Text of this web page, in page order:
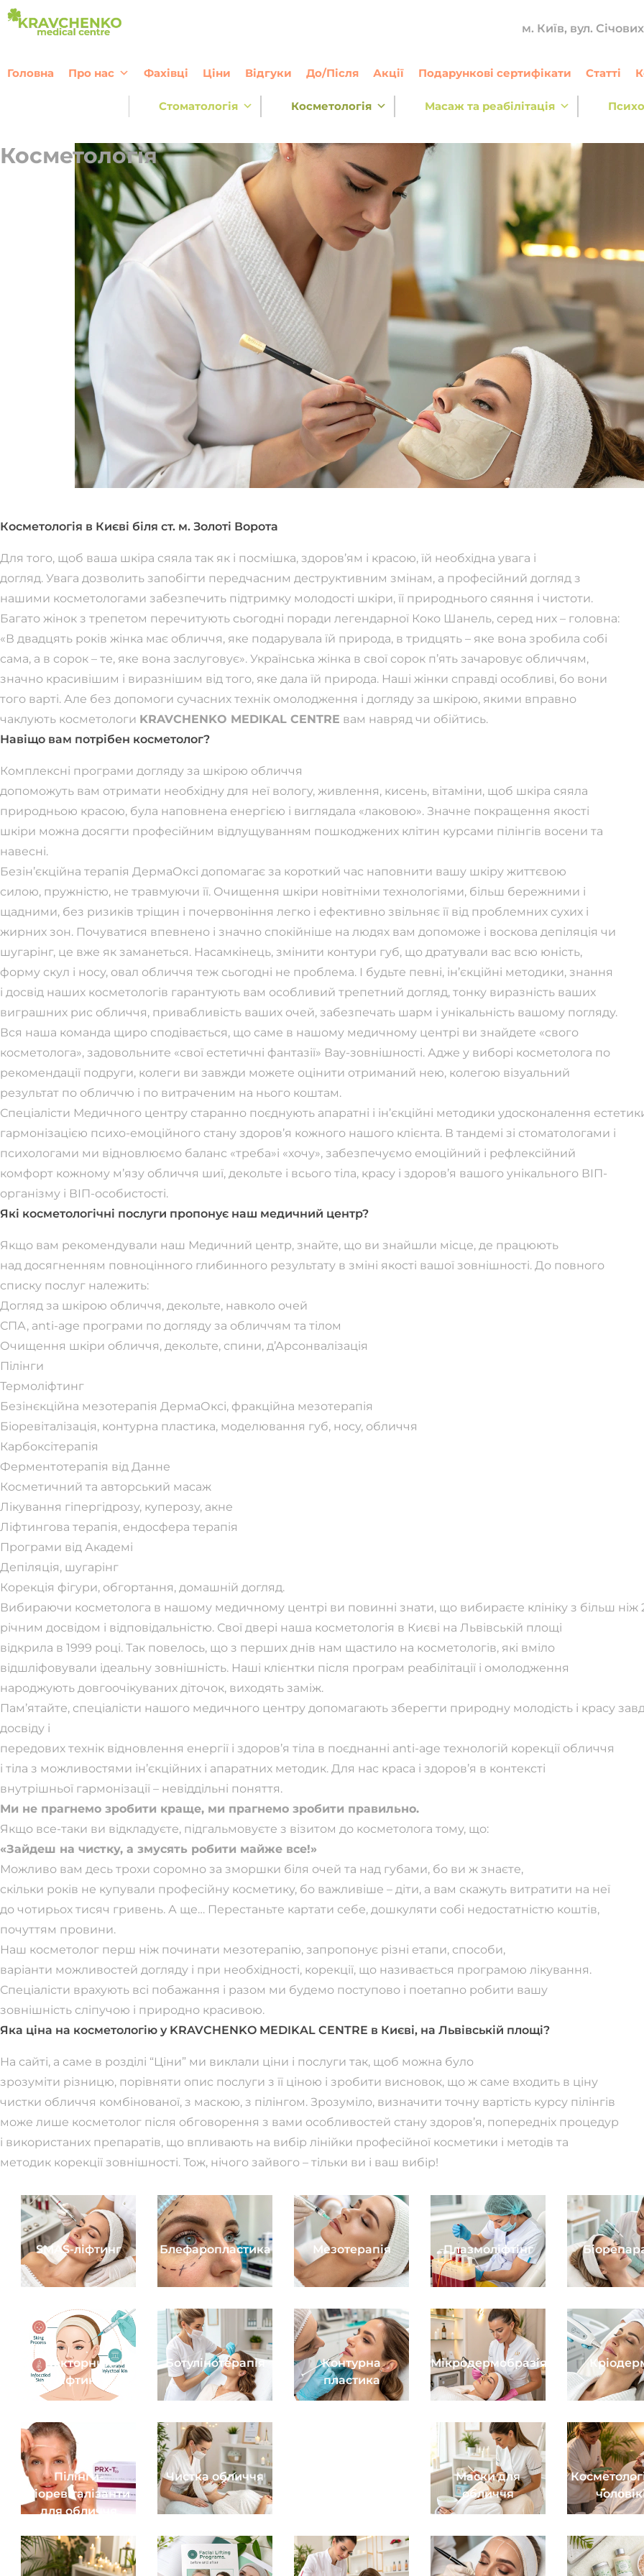
Перейти до вмісту
м. Київ, вул.
Головна Про нас Фахівці Ціни Відгуки До/Після Акції Подарункові сертифікати Статті
Стоматологія Косметологія Масаж та реабілітація
Косметологія
Косметологія в Києві біля ст. м. Золоті Ворота
Для того, щоб ваша шкіра сяяла так як і посмішка, здоров’ям і красою, їй необхідна увага і
догляд. Увага дозволить запобігти передчасним деструктивним змінам, а професійний догляд з
нашими косметологами забезпечить підтримку молодості шкіри, її природнього сяяння і чистоти.
Багато жінок з трепетом перечитують сьогодні поради легендарної Коко Шанель, серед них – головна:
«В двадцять років жінка має обличчя, яке подарувала їй природа, в тридцять – яке вона зробила собі
сама, а в сорок – те, яке вона заслуговує». Українська жінка в свої сорок п’ять зачаровує обличчям,
значно красивішим і виразнішим від того, яке дала їй природа. Наші жінки справді особливі, бо вони
того варті. Але без допомоги сучасних технік омолодження і догляду за шкірою, якими вправно
чаклують косметологи KRAVCHENKO MEDIKAL CENTRE вам навряд чи обійтись.
Навіщо вам потрібен косметолог?
Комплексні програми догляду за шкірою обличчя
допоможуть вам отримати необхідну для неї вологу, живлення, кисень, вітаміни, щоб шкіра сяяла
природньою красою, була наповнена енергією і виглядала «лаковою». Значне покращення якості
шкіри можна досягти професійним відлущуванням пошкоджених клітин курсами пілінгів восени та
навесні.
Безін’єкційна терапія ДермаОксі допомагає за короткий час наповнити вашу шкіру життєвою
силою, пружністю, не травмуючи її. Очищення шкіри новітніми технологіями, більш бережними і
щадними, без ризиків тріщин і почервоніння легко і ефективно звільняє її від проблемних сухих і
жирних зон. Почуватися впевнено і значно спокійніше на людях вам допоможе і воскова депіляція чи
шугарінг, це вже як заманеться. Насамкінець, змінити контури губ, що дратували вас всю юність,
форму скул і носу, овал обличчя теж сьогодні не проблема. І будьте певні, ін’єкційні методики, знання
і досвід наших косметологів гарантують вам особливий трепетний догляд, тонку виразність ваших
виграшних рис обличчя, привабливість ваших очей, забезпечать шарм і унікальність вашому погляду.
Вся наша команда щиро сподівається, що саме в нашому медичному центрі ви знайдете «свого
косметолога», задовольните «свої естетичні фантазії» Вау-зовнішності. Адже у виборі косметолога по
рекомендації подруги, колеги ви завжди можете оцінити отриманий нею, колегою візуальний
результат по обличчю і по витраченим на нього коштам.
Спеціалісти Медичного центру старанно поєднують апаратні і ін’єкційні методики удосконалення
гармонізацією психо-емоційного стану здоров’я кожного нашого клієнта. В тандемі зі стоматологами і
психологами ми відновлюємо баланс «треба»і «хочу», забезпечуємо емоційний і рефлексійний
комфорт кожному м’язу обличчя шиї, декольте і всього тіла, красу і здоров’я вашого унікального ВІП-
організму і ВІП-особистості.
Які косметологічні послуги пропонує наш медичний центр?
Якщо вам рекомендували наш Медичний центр, знайте, що ви знайшли місце, де працюють
над досягненням повноцінного глибинного результату в зміні якості вашої зовнішності. До повного
списку послуг належить:
Догляд за шкірою обличчя, декольте, навколо очей
СПА, anti-age програми по догляду за обличчям та тілом
Очищення шкіри обличчя, декольте, спини, д’Арсонвалізація
Пілінги
Термоліфтинг
Безінєкційна мезотерапія ДермаОксі, фракційна мезотерапія
Біоревіталізація, контурна пластика, моделювання губ, носу, обличчя
Карбоксітерапія
Ферментотерапія від Данне
Косметичний та авторський масаж
Лікування гіпергідрозу, куперозу, акне
Ліфтингова терапія, ендосфера терапія
Програми від Академі
Депіляція, шугарінг
Корекція фігури, обгортання, домашній догляд.
Вибираючи косметолога в нашому медичному центрі ви повинні знати, що вибираєте клініку з більш ніж
річним досвідом і відповідальністю. Свої двері наша косметологія в Києві на Львівській площі
відкрила в 1999 році. Так повелось, що з перших днів нам щастило на косметологів, які вміло
відшліфовували ідеальну зовнішність. Наші клієнтки після програм реабілітації і омолодження
народжують довгоочікуваних діточок, виходять заміж.
Пам’ятайте, спеціалісти нашого медичного центру допомагають зберегти природну молодість і красу
досвіду і
передових технік відновлення енергії і здоров’я тіла в поєднанні anti-age технологій корекції обличчя
і тіла з можливостями ін’єкційних і апаратних методик. Для нас краса і здоров’я в контексті
внутрішньої гармонізації – невіддільні поняття.
Ми не прагнемо зробити краще, ми прагнемо зробити правильно.
Якщо все-таки ви відкладуєте, підгальмовуєте з візитом до косметолога тому, що:
«Зайдеш на чистку, а змусять робити майже все!»
Можливо вам десь трохи соромно за зморшки біля очей та над губами, бо ви ж знаєте,
скільки років не купували професійну косметику, бо важливіше – діти, а вам скажуть витратити на неї
до чотирьох тисяч гривень. А ще… Перестаньте картати себе, дошкуляти собі недостатністю коштів,
почуттям провини.
Наш косметолог перш ніж починати мезотерапію, запропонує різні етапи, способи,
варіанти можливостей догляду і при необхідності, корекції, що називається програмою лікування.
Спеціалісти врахують всі побажання і разом ми будемо поступово і поетапно робити вашу
зовнішність сліпучою і природно красивою.
Яка ціна на косметологію у KRAVCHENKO MEDIKAL CENTRE в Києві, на Львівській площі?
На сайті, а саме в розділі “Ціни” ми виклали ціни і послуги так, щоб можна було
зрозуміти різницю, порівняти опис послуги з її ціною і зробити висновок, що ж саме входить в ціну
чистки обличчя комбінованої, з маскою, з пілінгом. Зрозуміло, визначити точну вартість курсу пілінгів
може лише косметолог після обговорення з вами особливостей стану здоров’я, попередніх процедур
і використаних препаратів, що впливають на вибір лінійки професійної косметики і методів та
методик корекції зовнішності. Тож, нічого зайвого – тільки ви і ваш вибір!
SMAS-ліфтинг Блефаропластика Мезотерапія Плазмоліфтінг
Векторний
ліфтинг
Ботулінотерапія
Контурна
пластика
Мікродермобразія
Пілінги-
біоревіталізанти
для обличчя
Чистка обличчя
Маски для
обличчя